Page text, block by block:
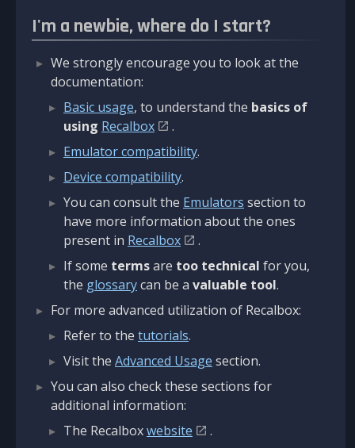
I'm a newbie, where do I start?
We strongly encourage you to look at the
documentation:
Basic usage, to understand the basics of
using Recalbox
.
Emulator compatibility.
Device compatibility.
You can consult the Emulators section to
have more information about the ones
present in Recalbox
.
If some termsare too technical for you,
the glossarycan be a valuable tool.
For more advanced utilization of Recalbox:
Refer to the tutorials.
Visit the Advanced Usage section.
You can also check these sections for
additional information:
The Recalboxwebsite
.